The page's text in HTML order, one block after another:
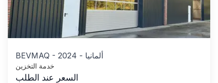
BEVMAQ - 2024 - ألمانيا
خدمة التخزين
السعر عند الطلب